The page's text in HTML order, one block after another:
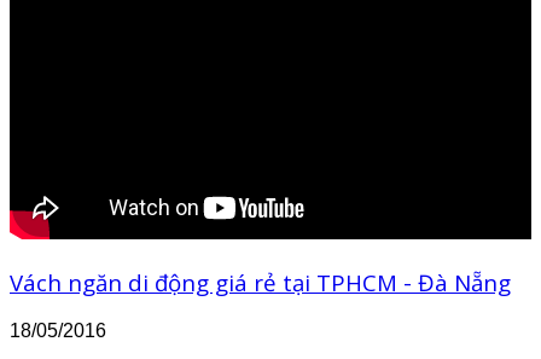
Vách ngăn di động giá rẻ tại TPHCM - Đà Nẵng
18/05/2016